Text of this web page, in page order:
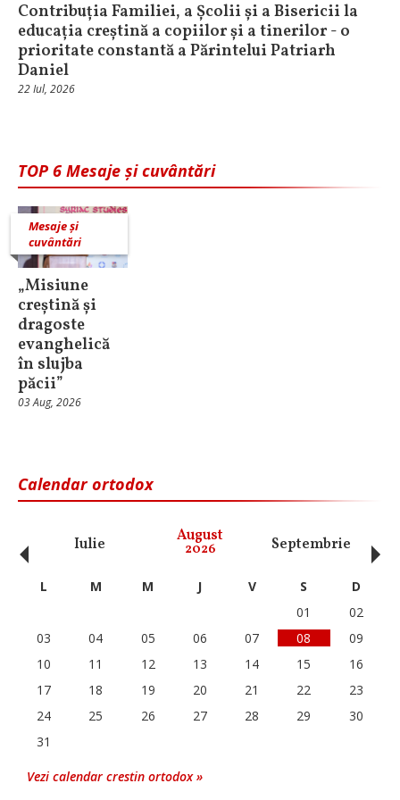
Contribuția Familiei, a Școlii și a Bisericii la
educația creștină a copiilor și a tinerilor - o
prioritate constantă a Părintelui Patriarh
Daniel
22 Iul, 2026
TOP 6 Mesaje și cuvântări
Mesaje și
cuvântări
„Misiune
creștină și
dragoste
evanghelică
în slujba
păcii”
03 Aug, 2026
Calendar ortodox
Iulie August
2026 Septembrie
‹ L M M J V S
D
01
02
03
04 05 06 07 08
09
10
11 12 13 14 15
16
17
18 19 20 21 22
23
24
25 26 27 28 29
30
31
Vezi calendar crestin ortodox »